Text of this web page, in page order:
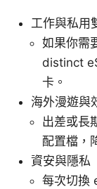
工作與私用
如果你需
distinct
卡。
海外漫遊與
出差或長
配置檔，
資安與隱私
每次切換